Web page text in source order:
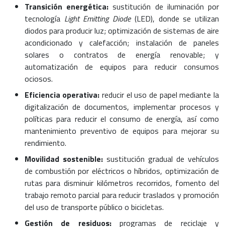
Transición energética: sustitución de iluminación por
tecnología Light Emitting Diode(LED), donde se utilizan
diodos para producir luz; optimización de sistemas de aire
acondicionado y calefacción; instalación de paneles
solares o contratos de energía renovable; y
automatización de equipos para reducir consumos
ociosos.
Eficiencia operativa: reducir el uso de papel mediante la
digitalización de documentos, implementar procesos y
políticas para reducir el consumo de energía, así como
mantenimiento preventivo de equipos para mejorar su
rendimiento.
Movilidad sostenible:sustitución gradual de vehículos
de combustión por eléctricos o híbridos, optimización de
rutas para disminuir kilómetros recorridos, fomento del
trabajo remoto parcial para reducir traslados y promoción
del uso de transporte público o bicicletas.
Gestión de residuos:programas de reciclaje y